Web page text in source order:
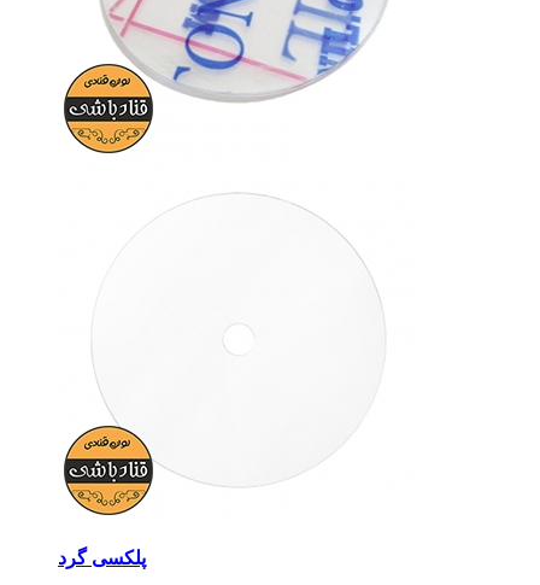
پلکسی گرد